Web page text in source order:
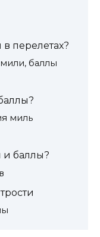
перелетах?
баллы
миль
и баллы?